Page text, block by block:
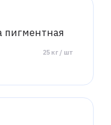
пигментная
25 кг / шт